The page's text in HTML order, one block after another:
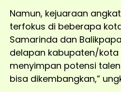
Namun, kejuaraan
terfokus di beberapa
Samarinda dan
delapan kabupaten/
menyimpan potensi
bisa dikembangkan,”